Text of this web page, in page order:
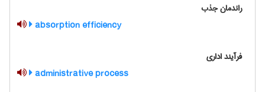
راندمان جذب
absorption efficiency
فرآیند اداری
administrative process